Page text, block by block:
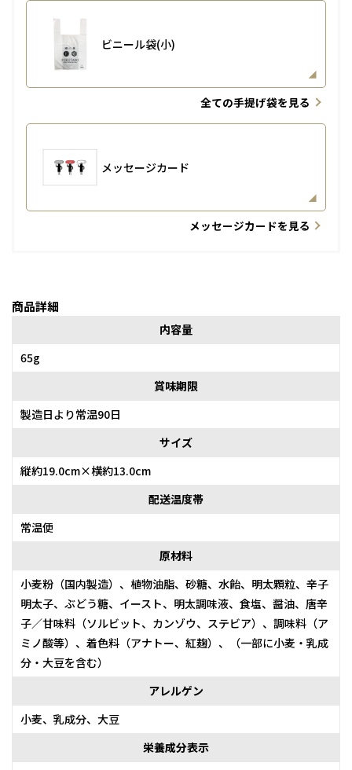
ビニール袋(小)
全ての手提げ袋を見る
メッセージカード
メッセージカードを見る
商品詳細
内容量
65g
賞味期限
製造日より常温90日
サイズ
縦約19.0cm×横約13.0cm
配送温度帯
常温便
原材料
小麦粉（国内製造）、植物油脂、砂糖、水飴、明太顆粒、辛子
明太子、ぶどう糖、イースト、明太調味液、食塩、醤油、唐辛
子／甘味料（ソルビット、カンゾウ、ステビア）、調味料（ア
ミノ酸等）、着色料（アナトー、紅麹）、（一部に小麦・乳成
分・大豆を含む）
アレルゲン
小麦、乳成分、大豆
栄養成分表示